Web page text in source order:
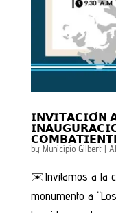
𝗜𝗡𝗩𝗜𝗧𝗔𝗖𝗜𝗢́𝗡
by Municipio Gilbert|
✉️Invitamos a la
monumento a